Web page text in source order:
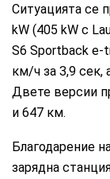
Ситуацията се
kW (405 kW с
S6 Sportback e-
км/ч за 3,9 сек,
Двете версии
и 647 км.
Благодарение
зарядна